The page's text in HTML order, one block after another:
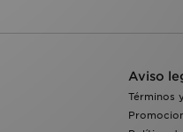
Aviso
Términos